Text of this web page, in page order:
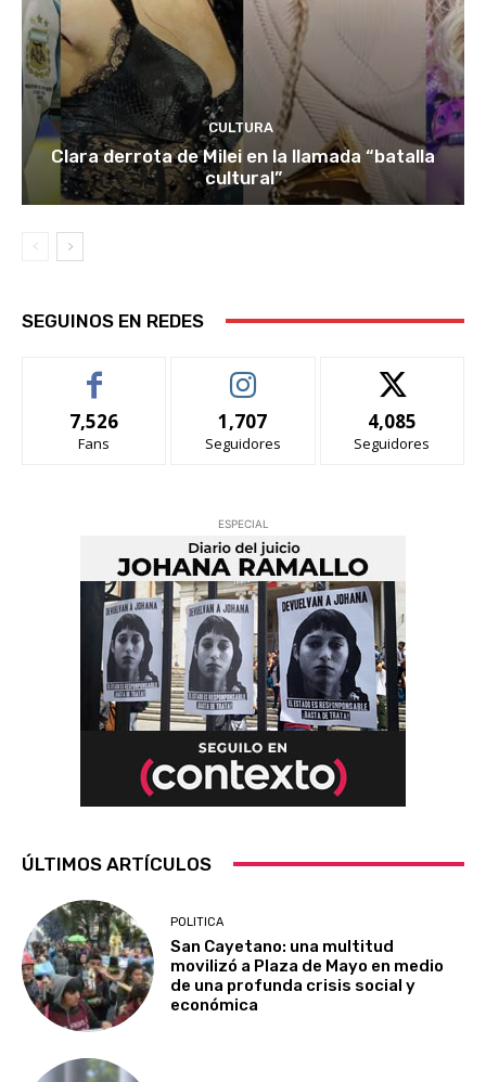
CULTURA
Clara derrota de Milei en la llamada “batalla
cultural”
SEGUINOS EN REDES
7,526
Fans
1,707
Seguidores
4,085
Seguidores
ESPECIAL
ÚLTIMOS ARTÍCULOS
POLITICA
San Cayetano: una multitud
movilizó a Plaza de Mayo en medio
de una profunda crisis social y
económica